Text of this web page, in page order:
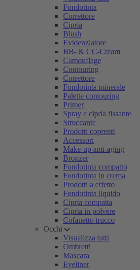
Fondotinta
Correttore
Cipria
Blush
Evidenziatore
BB- & CC-Cream
Camouflage
Contouring
Correttore
Fondotinta minerale
Palette contouring
Primer
Spray e cipria fissante
Struccante
Prodotti coprenti
Accessori
Make-up anti-aging
Bronzer
Fondotinta compatto
Fondotinta in crema
Prodotti a effetto
Fondotinta liquido
Cipria compatta
Cipria in polvere
Cofanetto trucco
Occhi
Visualizza tutti
Ombretti
Mascara
Eyeliner